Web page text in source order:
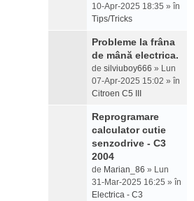
10-Apr-2025 18:35 » în
Tips/Tricks
Probleme la frâna
de mână electrica.
de silviuboy666 » Lun
07-Apr-2025 15:02 » în
Citroen C5 III
Reprogramare
calculator cutie
senzodrive - C3
2004
de Marian_86 » Lun
31-Mar-2025 16:25 » în
Electrica - C3